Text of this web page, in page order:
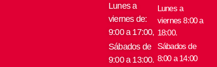
Lunes a
viernes de:
9:00 a 17:00,
Sábados de
9:00 a 13:00.
Lunes a
viernes 8:00 a
18:00.
Sábados de
8:00 a 14:00